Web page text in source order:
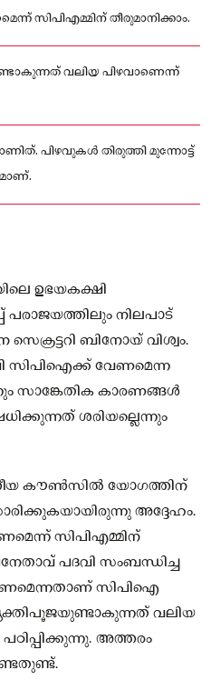
സിപിഎമ്മിന് തീരുമാനിക്കാം.
വലിയ പിഴവാണെന്ന്
പിഴവുകൾ തിരുത്തി മുന്നോട്ട്
ഉഭയകക്ഷി
പരാജയത്തിലും നിലപാട്
ബിനോയ് വിശ്വം.
സിപിഐക്ക് വേണമെന്ന
സാങ്കേതിക കാരണങ്ങൾ
ശരിയല്ലെന്നും
കൗൺസിൽ യോഗത്തിന്
അദ്ദേഹം.
സിപിഎമ്മിന്
പദവി സംബന്ധിച്ച
സിപിഐ
വലിയ
അത്തരം